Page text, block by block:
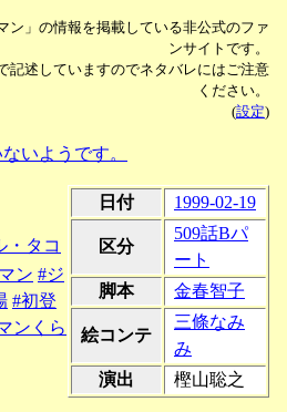
ン」の情報を掲載している非公式のファ
ンサイトです。
記述していますのでネタバレにはご注意
ください。
(設定)
いようです。
日付 1999-02-19
区分
509話Bパ
ート
脚本
金春智子
絵コンテ
三條なみ
み
演出
樫山聡之
・タコ
ン #ジ
#初登
ンくら